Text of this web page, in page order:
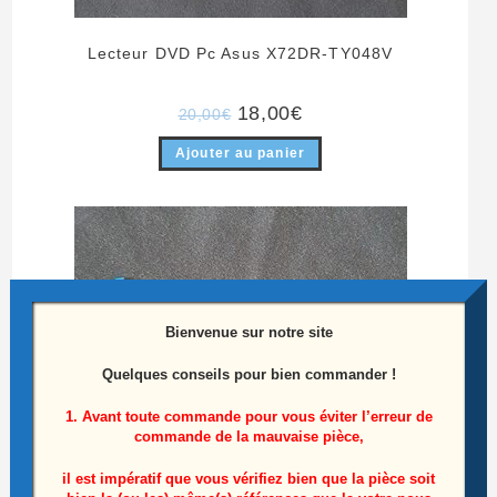
Lecteur DVD Pc Asus X72DR-TY048V
20,00€ Le
prix
initial
était :
20,00€.
18,00€Le
prix
actuel
est :
18,00€.
Ajouter au panier
Bienvenue sur notre site
Quelques conseils pour bien commander !
1. Avant toute commande pour vous éviter l’erreur de
commande de la mauvaise pièce,
il est impératif que vous vérifiez bien que la pièce soit